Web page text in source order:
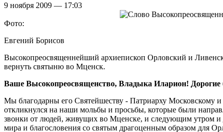
9 ноября 2009 — 17:03
Фото:
Евгений Борисов
Высокопреосвященнейший архиепископ Орловский и
вернуть святыню во Мценск.
Ваше Высокопреосвященство, Владыка Иларион! Дорогие
Мы благодарны его Святейшеству - Патриарху Московскому
откликнулся на наши мольбы и просьбы, которые были
звонки от людей, живущих во Мценске, и следующим утром и
мира и благословения со святым драгоценным образом для